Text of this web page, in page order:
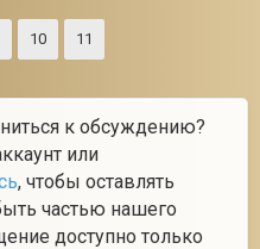
10 11
к обсуждению?
или
, чтобы оставлять
частью нашего
доступно только